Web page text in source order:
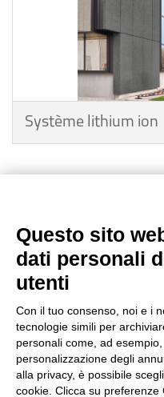
Système lithium ion
Reg. Impr. C.C.I.A.A.
R.E.A. 210602
Cod. Fisc. e P. IVA 01996640239
Capitale Sociale 1.500.000 i.v.
Information
Questo sito
dati personali
utenti
Con il tuo consenso, noi e i
tecnologie simili per
personali come, ad
personalizzazione degli
alla privacy, è possibile
cookie. Clicca su preferenze